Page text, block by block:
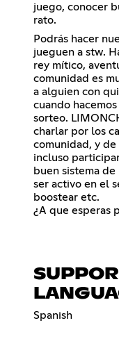
juego, conocer
rato.
Podrás hacer
jueguen a stw.
rey mítico,
comunidad es
a alguien con
cuando
sorteo.
charlar por los
comunidad, y de
incluso
buen sistema
ser activo en el
boostear etc.
¿A que esperas
Spanish